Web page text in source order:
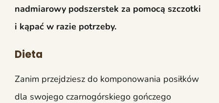
nadmiarowy podszerstek za pomocą szczotki
i kąpać w razie potrzeby.
Dieta
Zanim przejdziesz do komponowania posiłków
dla swojego czarnogórskiego gończego